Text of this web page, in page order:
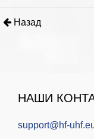
Назад
НАШИ
support@hf-